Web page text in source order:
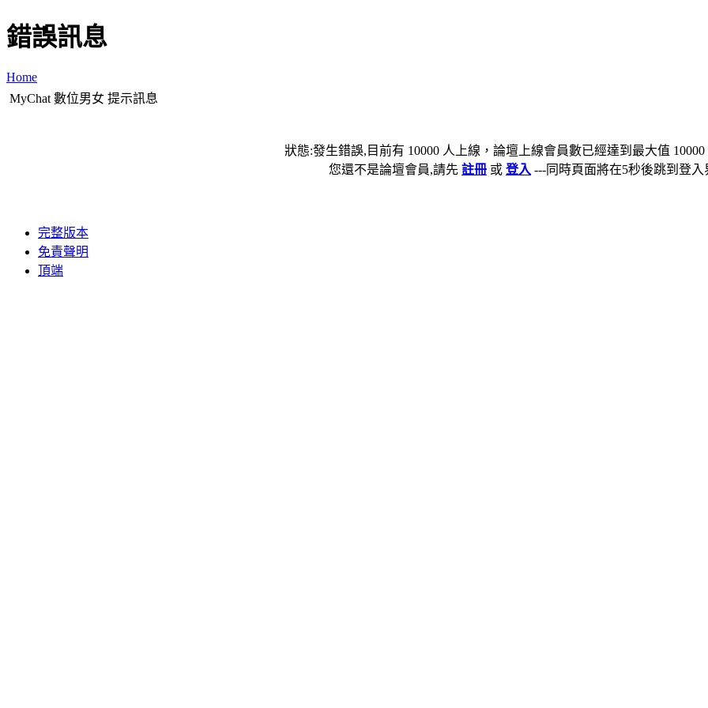
錯誤訊息
Home
MyChat 數位男女 提示訊息
狀態:發生錯誤,目前有 10000 人上線，論壇上線會員數已經達到最大值
您還不是論壇會員,請先 註冊 或 登入 ---同時頁面將在5秒後跳到登入
完整版本
免責聲明
頂端